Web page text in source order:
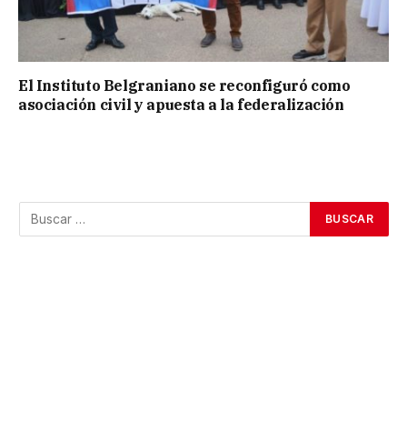
El Instituto Belgraniano se reconfiguró como
asociación civil y apuesta a la federalización